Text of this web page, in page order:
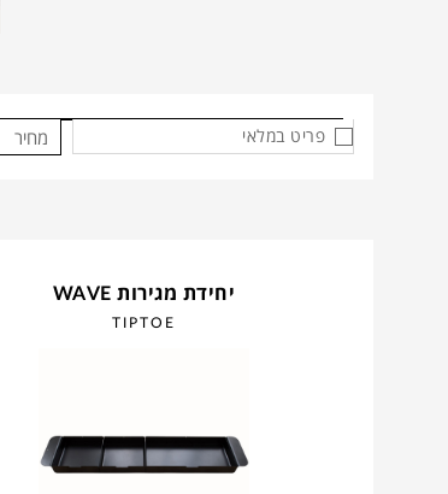
פריט במלאי מחיר
יחידת מגירות WAVE
TIPTOE